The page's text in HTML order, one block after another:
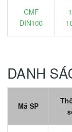
CMF
DIN100
DANH
Mã SP